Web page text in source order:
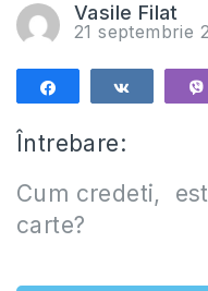
Vasile Filat
21 septembrie
Întrebare:
Cum credeti,
carte?